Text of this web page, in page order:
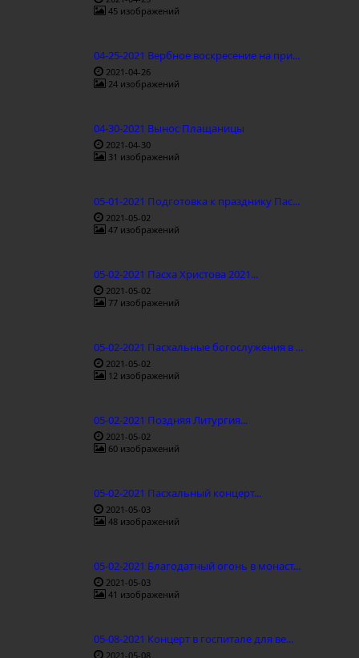
45 изображений
04-25-2021 Вербное воскресение на при...
2021-04-26
24 изображений
04-30-2021 Вынос Плащаницы
2021-04-30
31 изображений
05-01-2021 Подготовка к празднику Пас...
2021-05-02
47 изображений
05-02-2021 Пасха Христова 2021...
2021-05-02
77 изображений
05-02-2021 Пасхальные богослужения в ...
2021-05-02
12 изображений
05-02-2021 Поздняя Литургия...
2021-05-02
60 изображений
05-02-2021 Пасхальный концерт...
2021-05-03
48 изображений
05-02-2021 Благодатный огонь в монаст...
2021-05-03
41 изображений
05-08-2021 Концерт в госпитале для ве...
2021-05-08